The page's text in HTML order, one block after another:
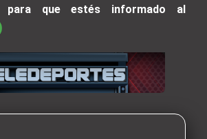
para que estés informado al